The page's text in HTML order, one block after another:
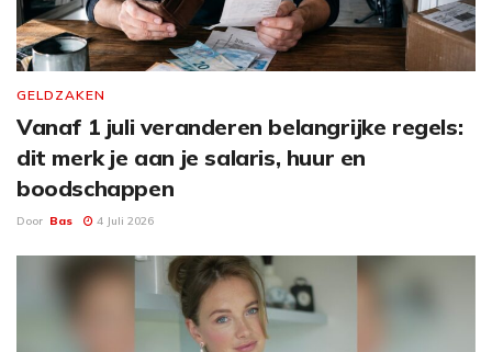
GELDZAKEN
Vanaf 1 juli veranderen belangrijke regels:
dit merk je aan je salaris, huur en
boodschappen
Door Bas 4 Juli 2026